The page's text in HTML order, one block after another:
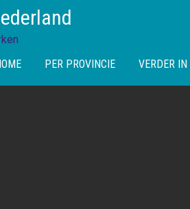
PER PROVINCIE VERDER IN